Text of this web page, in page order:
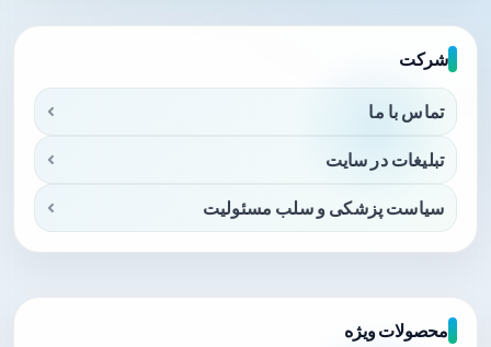
شرکت
تماس با ما
تبلیغات در سایت
سیاست پزشکی و سلب مسئولیت
محصولات ویژه